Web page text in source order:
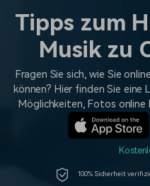
Dienstprogramme
Überblick
Lösungen
Über uns
Presseraum
Shop
Plattformen
Funktionen
Assets
Video/Foto
Audio
Lösungen
Wer
Video-Lösungen
Ressourcen
Video-Prompts
Über 100 heiße Video-
Hilfe-Center
Erste Schritte
Tipps zum
Musik zu
Fragen Sie sich, wie Sie
können? Hier finden Sie eine
Möglichkeiten, Fotos online
100% Sicherheit